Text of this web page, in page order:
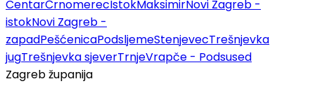
CentarČrnomerecIstokMaksimirNovi Zagreb -
istokNovi Zagreb -
zapadPešćenicaPodsljemeStenjevecTrešnjevka
jugTrešnjevka sjeverTrnjeVrapče - Podsused
Zagreb županija